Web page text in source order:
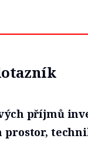
příjmů
prostor,